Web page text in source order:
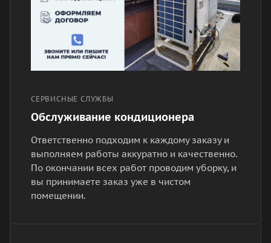
СЕРВИСНЫЕ СЛУЖБЫ
Обслуживание кондиционера
Ответственно подходим к каждому заказу и
выполняем работы аккуратно и качественно.
По окончании всех работ проводим уборку, и
вы принимаете заказ уже в чистом
помещении.